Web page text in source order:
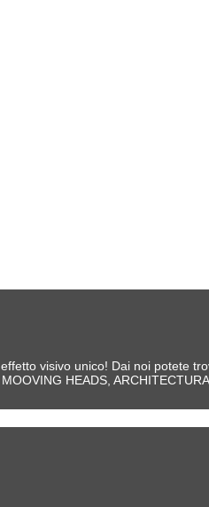
visivo unico! Dai noi potete
MOOVING HEADS,